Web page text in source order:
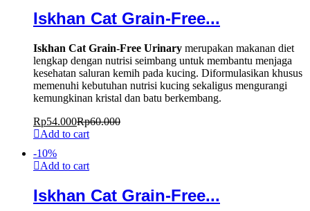
Iskhan Cat Grain-Free...
Iskhan Cat Grain-Free Urinary merupakan makanan diet
lengkap dengan nutrisi seimbang untuk membantu menjaga
kesehatan saluran kemih pada kucing. Diformulasikan khusus
memenuhi kebutuhan nutrisi kucing sekaligus mengurangi
kemungkinan kristal dan batu berkembang.
Rp54.000Rp60.000
Add to cart
-10%
Add to cart
Iskhan Cat Grain-Free...